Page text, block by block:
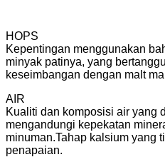
HOPS
Kepentingan menggunakan
minyak patinya, yang
keseimbangan dengan malt
AIR
Kualiti dan komposisi air yang
mengandungi kepekatan
minuman.Tahap kalsium yang
penapaian.